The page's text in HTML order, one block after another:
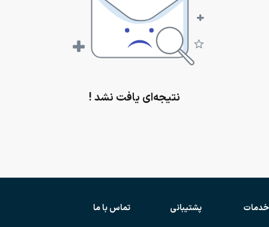
نتیجه‌ای یافت نشد !
خدمات پشتیبانی تماس با ما